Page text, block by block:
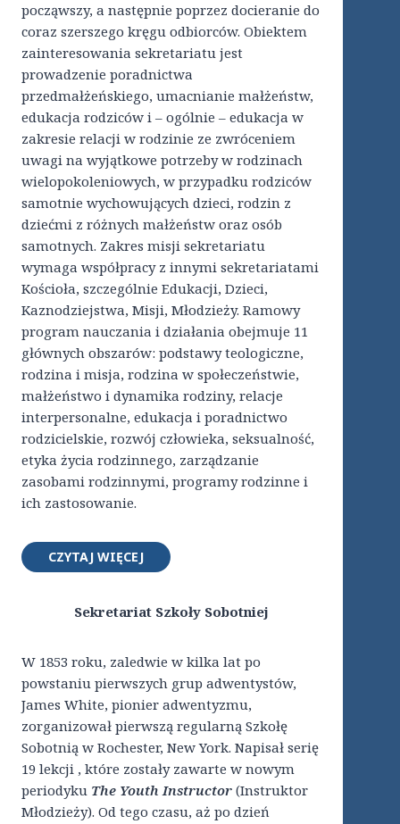
począwszy, a następnie poprzez docieranie do
coraz szerszego kręgu odbiorców. Obiektem
zainteresowania sekretariatu jest
prowadzenie poradnictwa
przedmałżeńskiego, umacnianie małżeństw,
edukacja rodziców i – ogólnie – edukacja w
zakresie relacji w rodzinie ze zwróceniem
uwagi na wyjątkowe potrzeby w rodzinach
wielopokoleniowych, w przypadku rodziców
samotnie wychowujących dzieci, rodzin z
dziećmi z różnych małżeństw oraz osób
samotnych. Zakres misji sekretariatu
wymaga współpracy z innymi sekretariatami
Kościoła, szczególnie Edukacji, Dzieci,
Kaznodziejstwa, Misji, Młodzieży. Ramowy
program nauczania i działania obejmuje 11
głównych obszarów: podstawy teologiczne,
rodzina i misja, rodzina w społeczeństwie,
małżeństwo i dynamika rodziny, relacje
interpersonalne, edukacja i poradnictwo
rodzicielskie, rozwój człowieka, seksualność,
etyka życia rodzinnego, zarządzanie
zasobami rodzinnymi, programy rodzinne i
ich zastosowanie.
CZYTAJ WIĘCEJ
Sekretariat Szkoły Sobotniej
W 1853 roku, zaledwie w kilka lat po
powstaniu pierwszych grup adwentystów,
James White, pionier adwentyzmu,
zorganizował pierwszą regularną Szkołę
Sobotnią w Rochester, New York. Napisał serię
19 lekcji , które zostały zawarte w nowym
periodyku The Youth Instructor (Instruktor
Młodzieży). Od tego czasu, aż po dzień